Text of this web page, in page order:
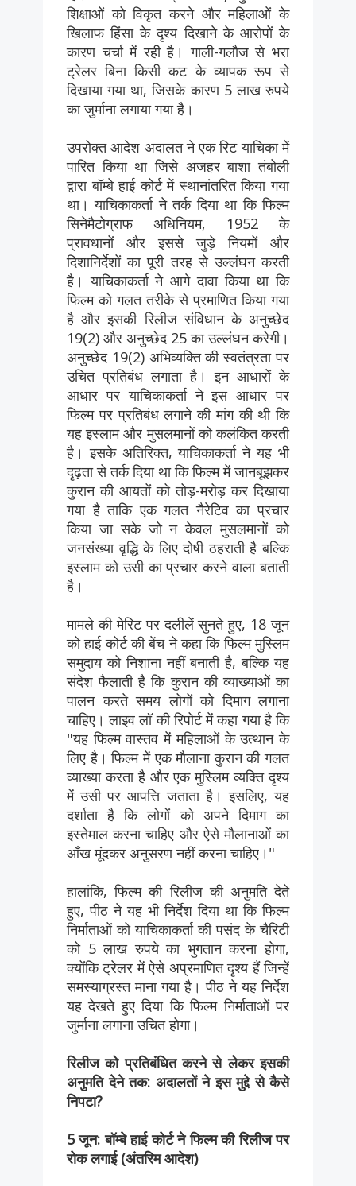
शिक्षाओं को विकृत करने और महिलाओं के
खिलाफ हिंसा के दृश्य दिखाने के आरोपों के
कारण चर्चा में रही है। गाली-गलौज से भरा
ट्रेलर बिना किसी कट के व्यापक रूप से
दिखाया गया था, जिसके कारण 5 लाख रुपये
का जुर्माना लगाया गया है।
उपरोक्त आदेश अदालत ने एक रिट याचिका में
पारित किया था जिसे अजहर बाशा तंबोली
द्वारा बॉम्बे हाई कोर्ट में स्थानांतरित किया गया
था। याचिकाकर्ता ने तर्क दिया था कि फिल्म
सिनेमैटोग्राफ अधिनियम, 1952 के
प्रावधानों और इससे जुड़े नियमों और
दिशानिर्देशों का पूरी तरह से उल्लंघन करती
है। याचिकाकर्ता ने आगे दावा किया था कि
फिल्म को गलत तरीके से प्रमाणित किया गया
है और इसकी रिलीज संविधान के अनुच्छेद
19(2) और अनुच्छेद 25 का उल्लंघन करेगी।
अनुच्छेद 19(2) अभिव्यक्ति की स्वतंत्रता पर
उचित प्रतिबंध लगाता है। इन आधारों के
आधार पर याचिकाकर्ता ने इस आधार पर
फिल्म पर प्रतिबंध लगाने की मांग की थी कि
यह इस्लाम और मुसलमानों को कलंकित करती
है। इसके अतिरिक्त, याचिकाकर्ता ने यह भी
दृढ़ता से तर्क दिया था कि फिल्म में जानबूझकर
कुरान की आयतों को तोड़-मरोड़ कर दिखाया
गया है ताकि एक गलत नैरेटिव का प्रचार
किया जा सके जो न केवल मुसलमानों को
जनसंख्या वृद्धि के लिए दोषी ठहराती है बल्कि
इस्लाम को उसी का प्रचार करने वाला बताती
है।
मामले की मेरिट पर दलीलें सुनते हुए, 18 जून
को हाई कोर्ट की बेंच ने कहा कि फिल्म मुस्लिम
समुदाय को निशाना नहीं बनाती है, बल्कि यह
संदेश फैलाती है कि कुरान की व्याख्याओं का
पालन करते समय लोगों को दिमाग लगाना
चाहिए। लाइव लॉ की रिपोर्ट में कहा गया है कि
"यह फिल्म वास्तव में महिलाओं के उत्थान के
लिए है। फिल्म में एक मौलाना कुरान की गलत
व्याख्या करता है और एक मुस्लिम व्यक्ति दृश्य
में उसी पर आपत्ति जताता है। इसलिए, यह
दर्शाता है कि लोगों को अपने दिमाग का
इस्तेमाल करना चाहिए और ऐसे मौलानाओं का
आँख मूंदकर अनुसरण नहीं करना चाहिए।"
हालांकि, फिल्म की रिलीज की अनुमति देते
हुए, पीठ ने यह भी निर्देश दिया था कि फिल्म
निर्माताओं को याचिकाकर्ता की पसंद के चैरिटी
को 5 लाख रुपये का भुगतान करना होगा,
क्योंकि ट्रेलर में ऐसे अप्रमाणित दृश्य हैं जिन्हें
समस्याग्रस्त माना गया है। पीठ ने यह निर्देश
यह देखते हुए दिया कि फिल्म निर्माताओं पर
जुर्माना लगाना उचित होगा।
रिलीज को प्रतिबंधित करने से लेकर इसकी
अनुमति देने तक: अदालतों ने इस मुद्दे से कैसे
निपटा?
5 जून: बॉम्बे हाई कोर्ट ने फिल्म की रिलीज पर
रोक लगाई (अंतरिम आदेश)